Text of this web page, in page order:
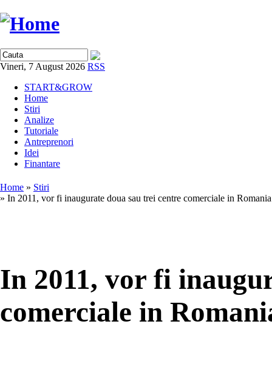
Vineri, 7 August 2026 RSS
START&GROW
Home
Stiri
Analize
Tutoriale
Antreprenori
Idei
Finantare
Home » Stiri
» In 2011, vor fi inaugurate doua sau trei centre comerciale in Romania
In 2011, vor fi
comerciale in